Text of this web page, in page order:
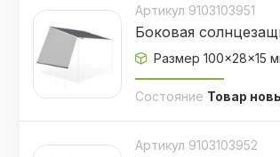
Артикул 9103103951
Боковая
Размер 100×28×15
Состояние Товар
Артикул 9103103952